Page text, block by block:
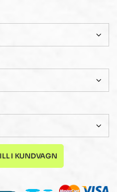
I KUNDVAGN